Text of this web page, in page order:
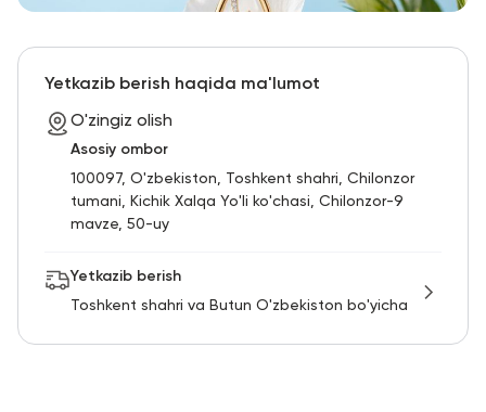
Yetkazib berish haqida ma'lumot
O'zingiz olish
Asosiy ombor
100097, O'zbekiston, Toshkent shahri, Chilonzor
tumani, Kichik Xalqa Yo'li ko'chasi, Chilonzor-9
mavze, 50-uy
Yetkazib berish
Toshkent shahri va Butun O'zbekiston bo'yicha